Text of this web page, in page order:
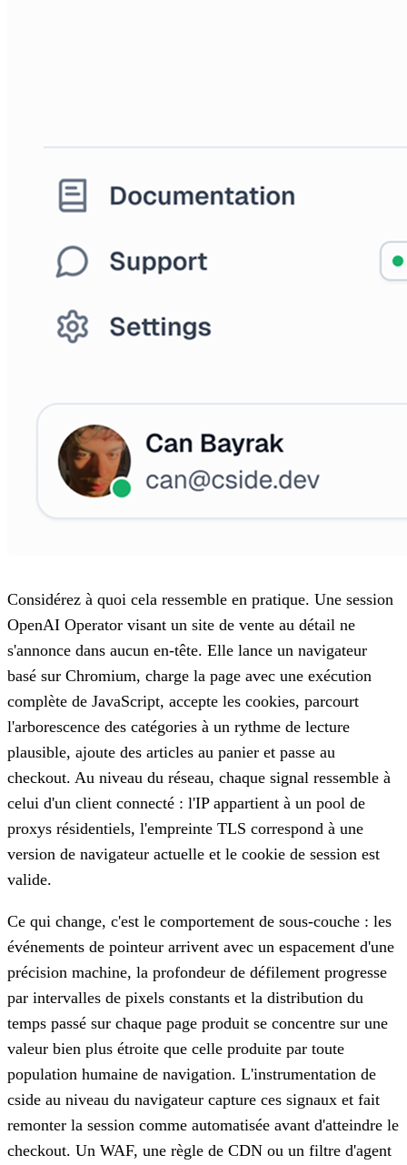
Considérez à quoi cela ressemble en pratique. Une session
OpenAI Operator visant un site de vente au détail ne
s'annonce dans aucun en-tête. Elle lance un navigateur
basé sur Chromium, charge la page avec une exécution
complète de JavaScript, accepte les cookies, parcourt
l'arborescence des catégories à un rythme de lecture
plausible, ajoute des articles au panier et passe au
checkout. Au niveau du réseau, chaque signal ressemble à
celui d'un client connecté : l'IP appartient à un pool de
proxys résidentiels, l'empreinte TLS correspond à une
version de navigateur actuelle et le cookie de session est
valide.
Ce qui change, c'est le comportement de sous-couche : les
événements de pointeur arrivent avec un espacement d'une
précision machine, la profondeur de défilement progresse
par intervalles de pixels constants et la distribution du
temps passé sur chaque page produit se concentre sur une
valeur bien plus étroite que celle produite par toute
population humaine de navigation. L'instrumentation de
cside au niveau du navigateur capture ces signaux et fait
remonter la session comme automatisée avant d'atteindre le
checkout. Un WAF, une règle de CDN ou un filtre d'agent